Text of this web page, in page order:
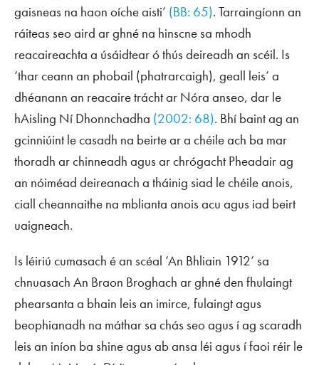
gaisneas na haon oíche aisti’ (BB: 65). Tarraingíonn an
ráiteas seo aird ar ghné na hinscne sa mhodh
reacaireachta a úsáidtear ó thús deireadh an scéil. Is
‘thar ceann an phobail (phatrarcaigh), geall leis’ a
dhéanann an reacaire trácht ar Nóra anseo, dar le
hAisling Ní Dhonnchadha (2002: 68). Bhí baint ag an
gcinniúint le casadh na beirte ar a chéile ach ba mar
thoradh ar chinneadh agus ar chrógacht Pheadair ag
an nóiméad deireanach a tháinig siad le chéile anois,
ciall cheannaithe na mblianta anois acu agus iad beirt
uaigneach.
Is léiriú cumasach é an scéal ‘An Bhliain 1912’ sa
chnuasach An Braon Broghach ar ghné den fhulaingt
phearsanta a bhain leis an imirce, fulaingt agus
beophianadh na máthar sa chás seo agus í ag scaradh
leis an iníon ba shine agus ab ansa léi agus í faoi réir le